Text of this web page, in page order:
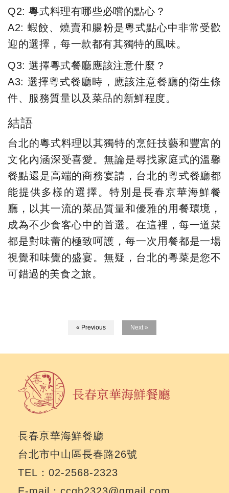
Q2: 粵式料理有哪些必嚐的點心？
A2: 蝦餃、燒賣和腸粉是粵式點心中非常受歡
迎的選擇，每一款都有其獨特的風味。
Q3: 選擇粵式餐廳應該注意什麼？
A3: 選擇粵式餐廳時，應該注意餐廳的衛生條
件、服務質量以及菜品的新鮮程度。
結語
台北的粵式料理以其獨特的烹飪技藝和豐富的
文化內涵深受喜愛。無論是尋找家庭式的溫馨
餐點還是高端的商務宴請，台北的粵式餐廳都
能提供多樣的選擇。特別是長春京華海鮮餐
廳，以其一流的菜品質量和優雅的用餐環境，
成為不少食客心中的首選。在這裡，每一道菜
都是對味蕾的極致呵護，每一次用餐都是一場
視覺和味覺的盛宴。無疑，台北的粵菜是您不
可錯過的美食之旅。
« Previous Next »
長春亰華海鮮餐廳
台北市中山區長春路26號
TEL：02-2568-2323